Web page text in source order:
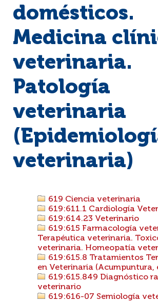
domésticos.
Medicina
veterinaria.
Patología
veterinaria
veterinaria)
619 Ciencia veterinaria
619:611.1 Cardiología
619:614.23 Veterinario
619:615 Farmacología
Terapéutica veterinaria.
veterinaria. Homeopatía
619:615.8 Tratamientos
en Veterinaria (Acumpuntura,
619:615.849 Diagnóstico
veterinario
619:616-07 Semiología